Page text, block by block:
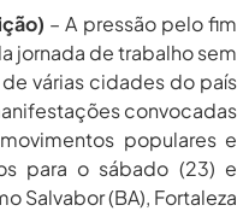
Em Ciência E
De...
Mas Temem
agosto 5,
2026
Ciência Do
agosto 5,
– A pressão pelo fim
jornada de trabalho sem
várias cidades do país
convocadas
populares e
para o sábado (23) e
Salvabor (BA), Fortaleza